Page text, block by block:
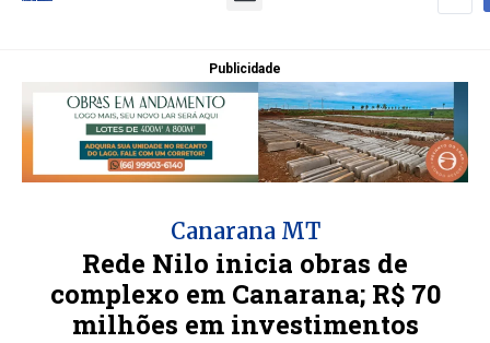
Publicidade
Canarana MT
Rede Nilo inicia obras de
complexo em Canarana; R$ 70
milhões em investimentos